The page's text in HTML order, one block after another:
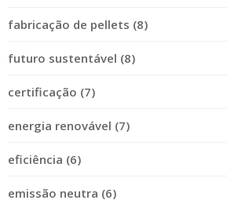
fabricação de pellets (8)
futuro sustentável (8)
certificação (7)
energia renovável (7)
eficiência (6)
emissão neutra (6)